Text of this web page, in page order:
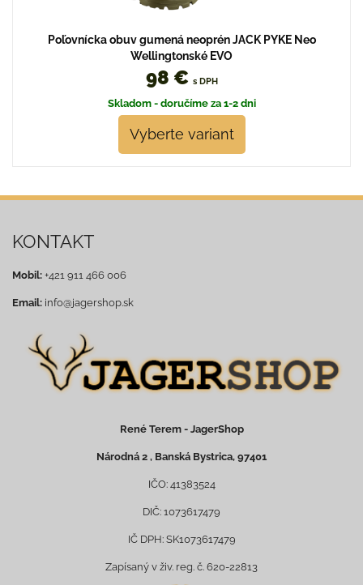
Poľovnícka obuv gumená neoprén JACK PYKE Neo
Wellingtonské EVO
98 € s DPH
Skladom - doručíme za 1-2 dni
Vyberte variant
KONTAKT
Mobil: +421 911 466 006
Email: info@jagershop.sk
René Terem - JagerShop
Národná 2 , Banská Bystrica, 97401
IČO: 41383524
DIČ: 1073617479
IČ DPH: SK1073617479
Zapísaný v živ. reg. č. 620-22813